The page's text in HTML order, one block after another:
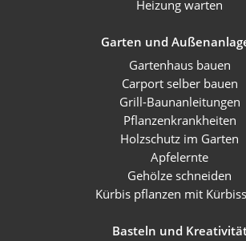
Heizung warten
Garten und
Gartenhaus bauen
Carport selber bauen
Grill-Baunanleitungen
Pflanzenkrankheiten
Holzschutz im Garten
Apfelernte
Gehölze schneiden
Kürbis pflanzen mit
Basteln und